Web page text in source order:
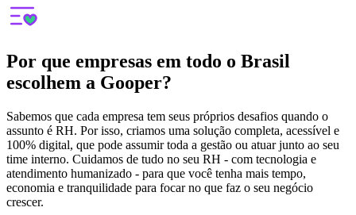
Por que empresas em todo o Brasil
escolhem a Gooper?
Sabemos que cada empresa tem seus próprios desafios quando o
assunto é RH. Por isso, criamos uma solução completa, acessível e
100% digital, que pode assumir toda a gestão ou atuar junto ao seu
time interno. Cuidamos de tudo no seu RH - com tecnologia e
atendimento humanizado - para que você tenha mais tempo,
economia e tranquilidade para focar no que faz o seu negócio
crescer.